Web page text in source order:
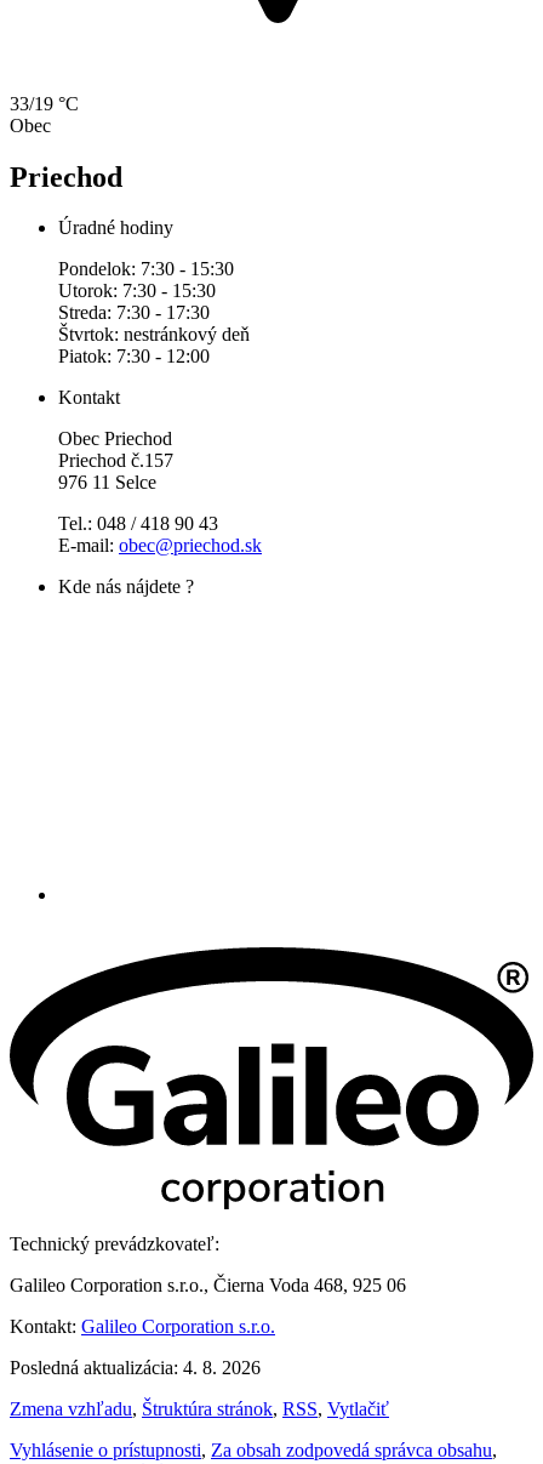
33/19 °C
Obec
Priechod
Úradné hodiny
Pondelok: 7:30 - 15:30
Utorok: 7:30 - 15:30
Streda: 7:30 - 17:30
Štvrtok: nestránkový deň
Piatok: 7:30 - 12:00
Kontakt
Obec Priechod
Priechod č.157
976 11 Selce
Tel.: 048 / 418 90 43
E-mail: obec@priechod.sk
Kde nás nájdete ?
Technický prevádzkovateľ:
Galileo Corporation s.r.o., Čierna Voda 468, 925 06
Kontakt: Galileo Corporation s.r.o.
Posledná aktualizácia: 4. 8. 2026
Zmena vzhľadu, Štruktúra stránok, RSS, Vytlačiť
Vyhlásenie o prístupnosti, Za obsah zodpovedá správca obsahu,